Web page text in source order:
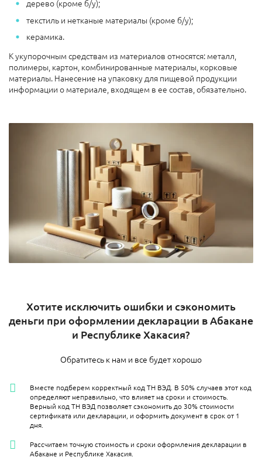
дерево (кроме б/у);
текстиль и нетканые материалы (кроме б/у);
керамика.
К укупорочным средствам из материалов относятся: металл,
полимеры, картон, комбинированные материалы, корковые
материалы. Нанесение на упаковку для пищевой продукции
информации о материале, входящем в ее состав, обязательно.
Хотите исключить ошибки и сэкономить
деньги при оформлении декларации в Абакане
и Республике Хакасия?
Обратитесь к нам и все будет хорошо
Вместе подберем корректный код ТН ВЭД. В 50% случаев этот код
определяют неправильно, что влияет на сроки и стоимость.
Верный код ТН ВЭД позволяет сэкономить до 30% стоимости
сертификата или декларации, и оформить документ в срок от 1
дня.
Рассчитаем точную стоимость и сроки оформления декларации в
Абакане и Республике Хакасия.